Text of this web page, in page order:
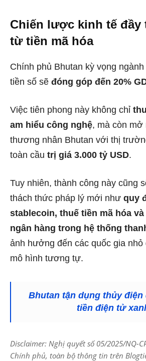
Chiến lược kinh tế đầy
từ tiền mã hóa
Chính phủ Bhutan kỳ vọng
tiền số sẽ đóng góp đến 20%
Việc tiên phong này không chỉ
am hiểu công nghệ, mà còn mở
thương nhân Bhutan với thị
toàn cầu trị giá 3.000 tỷ USD.
Tuy nhiên, thành công này cũng
thách thức pháp lý mới như quy
stablecoin, thuế tiền mã hóa
ngân hàng trong hệ thống
ảnh hưởng đến các quốc gia nhỏ
mô hình tương tự.
Bhutan tận dụng thủy điện
tiền điện tử
Disclaimer: Nghị quyết số 05/2025/NQ-
Chính phủ, toàn bộ thông tin trên